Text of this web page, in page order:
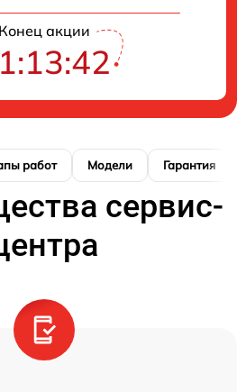
Конец акции
работ Модели Гарантия
сервис-